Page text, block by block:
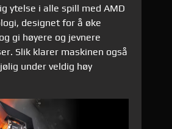
ytelse i alle spill med AMD
designet for å øke
gi høyere og jevnere
Slik klarer maskinen også
under veldig høy